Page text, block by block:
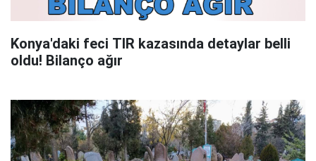
Konya'daki feci TIR kazasında detaylar belli
oldu! Bilanço ağır